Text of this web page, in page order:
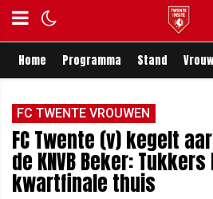
Home Programma Stand
FC TWENTE VROUWEN
FC Twente (v) kegelt
de KNVB Beker:
kwartfinale thuis